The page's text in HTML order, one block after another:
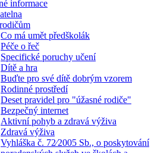
informace
Co má umět předškolák
Péče o řeč
Specifické poruchy učení
Dítě a hra
Buďte pro své dítě dobrým vzorem
Rodinné prostředí
Deset pravidel pro "úžasné rodiče"
Bezpečný internet
Aktivní pohyb a zdravá výživa
Zdravá výživa
Vyhláška č. 72⁄2005 Sb., o poskytování